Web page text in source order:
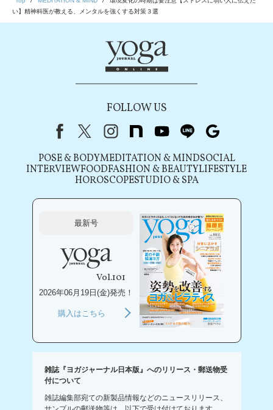
い】精神科医が教える、メンタルを強くする対策３選
FOLLOW US
FacebookX（旧Twitter）
instagram
note youtubeline
POSE & BODYMEDITATION & MINDSOCIAL
INTERVIEWFOODFASHION & BEAUTYLIFESTYLE
HOROSCOPESTUDIO & SPA
最新号
Vol.101
2026年06月19日(金)発売！
購入はこちら
雑誌『ヨガジャーナル日本版』へのリリース・郵送物受
付について
雑誌編集部宛ての新製品情報などのニュースリリース、